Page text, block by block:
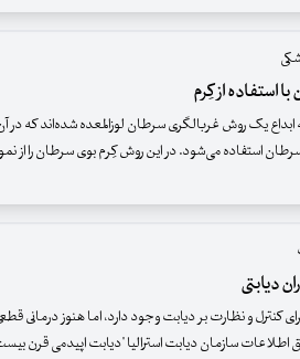
استفاده از کِرم
یک روش غربالگری سرطان لوزالمعده شده‌اند که در
استفاده می‌شود. در این روش کِرم بوی سرطان را از
کنترل و نظارت بر دیابت وجود دارد، اما هنوز درمانی
اطلاعات سازمان دیابت استرالیا "دیابت اپیدمی قرن